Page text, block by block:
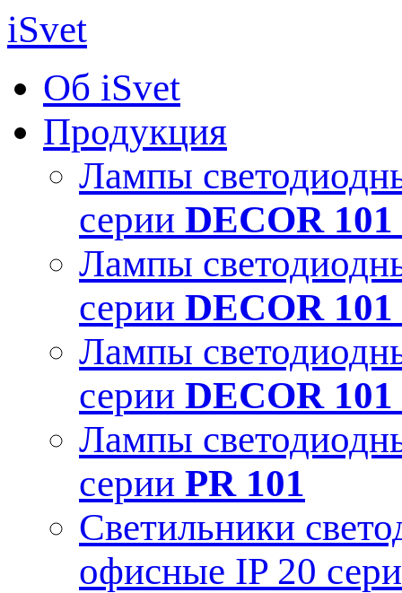
iSvet
Об iSvet
Продукция
Лампы
серии DECOR 101
Лампы
серии DECOR 101
Лампы
серии DECOR
Лампы
серии PR 101
Светильники
офисные IP 20